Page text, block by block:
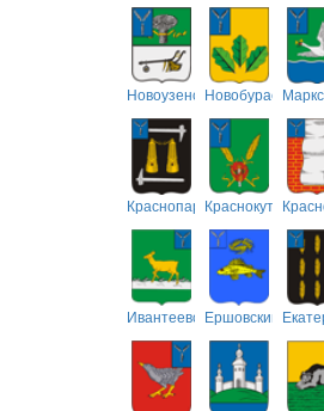
НовоузенскийНовобурасский
Краснопартизанский
Краснокутский
ИвантеевскийЕршовский